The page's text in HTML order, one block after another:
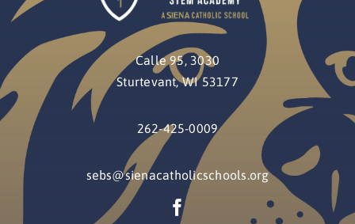
Calle 95, 3030
Sturtevant, WI 53177
262-425-0009
sebs@sienacatholicschools.org